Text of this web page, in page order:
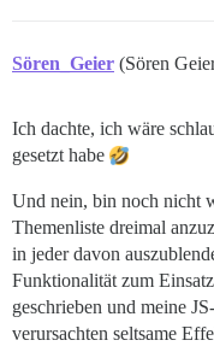
Sören_Geier (Sören
Ich dachte, ich wäre
gesetzt habe
Und nein, bin noch nicht
Themenliste dreimal
in jeder davon
Funktionalität zum
geschrieben und meine
verursachten seltsame